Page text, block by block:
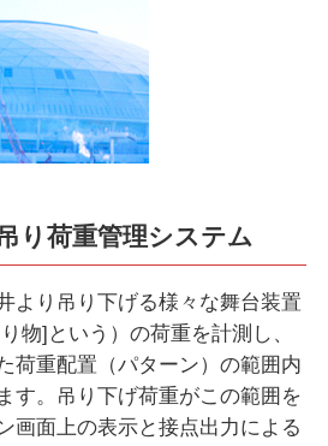
り荷重管理システム
より吊り下げる様々な舞台装置
物]という）の荷重を計測し、
荷重配置（パターン）の範囲内
す。吊り下げ荷重がこの範囲を
画面上の表示と接点出力による